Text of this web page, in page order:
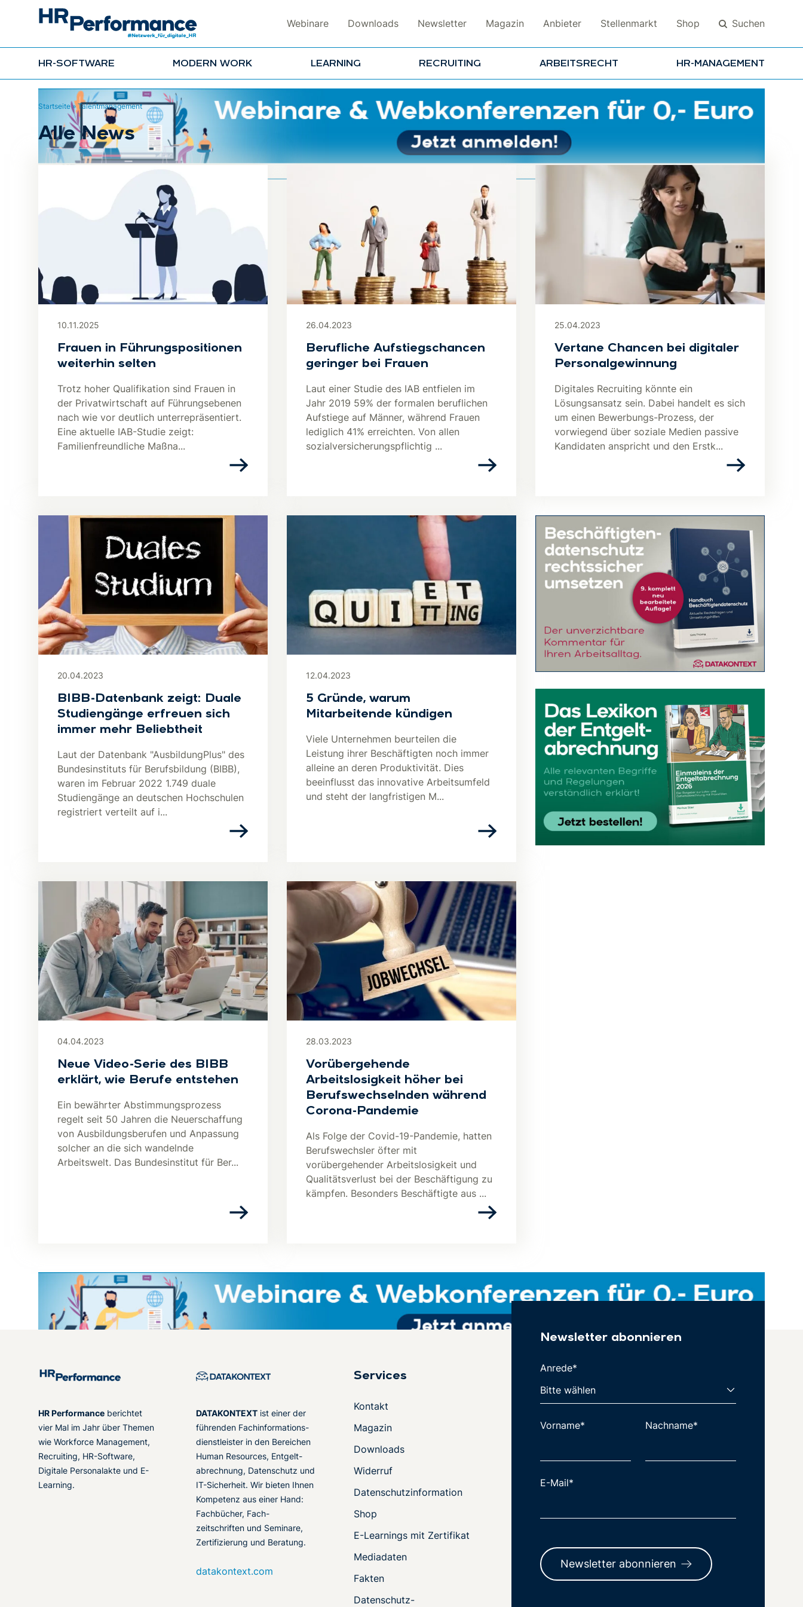
Webinare Downloads Newsletter Magazin Anbieter Stellenmarkt Shop Suchen
HR-SOFTWARE MODERN WORK LEARNING RECRUITING ARBEITSRECHT HR-MANAGEMENT
Suchen
Startseite»Talentmanagement
Alle News
10.11.2025
Frauen in Führungspositionen
weiterhin selten
Trotz hoher Qualifikation sind Frauen in
der Privatwirtschaft auf Führungsebenen
nach wie vor deutlich unterrepräsentiert.
Eine aktuelle IAB-Studie zeigt:
Familienfreundliche Maßna...
26.04.2023
Berufliche Aufstiegschancen
geringer bei Frauen
Laut einer Studie des IAB entfielen im
Jahr 2019 59% der formalen beruflichen
Aufstiege auf Männer, während Frauen
lediglich 41% erreichten. Von allen
sozialversicherungspflichtig ...
25.04.2023
Vertane Chancen bei digitaler
Personalgewinnung
Digitales Recruiting könnte ein
Lösungsansatz sein. Dabei handelt es sich
um einen Bewerbungs-Prozess, der
vorwiegend über soziale Medien passive
Kandidaten anspricht und den Erstk...
20.04.2023
BIBB-Datenbank zeigt: Duale
Studiengänge erfreuen sich
immer mehr Beliebtheit
Laut der Datenbank "AusbildungPlus" des
Bundesinstituts für Berufsbildung (BIBB),
waren im Februar 2022 1.749 duale
Studiengänge an deutschen Hochschulen
registriert verteilt auf i...
12.04.2023
5 Gründe, warum
Mitarbeitende kündigen
Viele Unternehmen beurteilen die
Leistung ihrer Beschäftigten noch immer
alleine an deren Produktivität. Dies
beeinflusst das innovative Arbeitsumfeld
und steht der langfristigen M...
04.04.2023
Neue Video-Serie des BIBB
erklärt, wie Berufe entstehen
Ein bewährter Abstimmungsprozess
regelt seit 50 Jahren die Neuerschaffung
von Ausbildungsberufen und Anpassung
solcher an die sich wandelnde
Arbeitswelt. Das Bundesinstitut für Ber...
28.03.2023
Vorübergehende
Arbeitslosigkeit höher bei
Berufswechselnden während
Corona-Pandemie
Als Folge der Covid-19-Pandemie, hatten
Berufswechsler öfter mit
vorübergehender Arbeitslosigkeit und
Qualitätsverlust bei der Beschäftigung zu
kämpfen. Besonders Beschäftigte aus ...
HR Performance berichtet
vier Mal im Jahr über Themen
wie Workforce Management,
Recruiting, HR-Software,
Digitale Personalakte und E-
Learning.
DATAKONTEXT ist einer der
führenden Fachinformations-
dienstleister in den Bereichen
Human Resources, Entgelt-
abrechnung, Datenschutz und
IT-Sicherheit. Wir bieten Ihnen
Kompetenz aus einer Hand:
Fachbücher, Fach-
zeitschriften und Seminare,
Zertifizierung und Beratung.
datakontext.com
Services
Kontakt
Magazin
Downloads
Widerruf
Datenschutzinformation
Shop
E-Learnings mit Zertifikat
Mediadaten
Fakten
Datenschutz-
Newsletter abonnieren
Anrede*
Vorname* Nachname*
E-Mail*
Newsletter abonnieren